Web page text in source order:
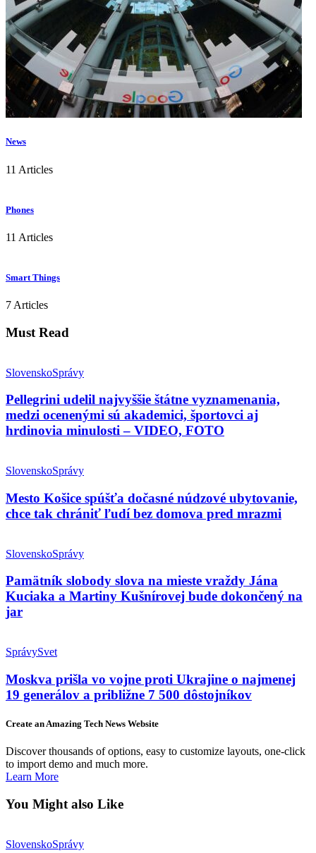
News
11 Articles
Phones
11 Articles
Smart Things
7 Articles
Must Read
SlovenskoSprávy
Pellegrini udelil najvyššie štátne vyznamenania,
medzi ocenenými sú akademici, športovci aj
hrdinovia minulosti – VIDEO, FOTO
SlovenskoSprávy
Mesto Košice spúšťa dočasné núdzové ubytovanie,
chce tak chrániť ľudí bez domova pred mrazmi
SlovenskoSprávy
Pamätník slobody slova na mieste vraždy Jána
Kuciaka a Martiny Kušnírovej bude dokončený na
jar
SprávySvet
Moskva prišla vo vojne proti Ukrajine o najmenej
19 generálov a približne 7 500 dôstojníkov
Create an Amazing Tech News Website
Discover thousands of options, easy to customize layouts, one-click
to import demo and much more.
Learn More
You Might also Like
SlovenskoSprávy